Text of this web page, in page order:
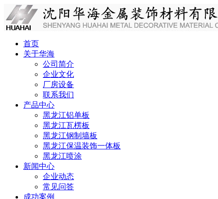
首页
关于华海
公司简介
企业文化
厂房设备
联系我们
产品中心
黑龙江铝单板
黑龙江瓦楞板
黑龙江钢制墙板
黑龙江保温装饰一体板
黑龙江喷涂
新闻中心
企业动态
常见问答
成功案例